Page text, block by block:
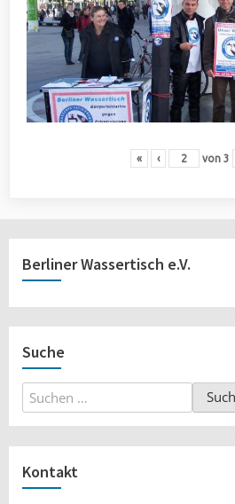
« ‹ von 3
Berliner Wassertisch e.V.
Suche
Suchen
nach:
Kontakt